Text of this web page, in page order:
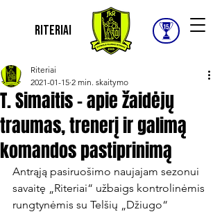
Riteriai
T. Simaitis – apie žaidėjų
traumas, trenerį ir galimą
komandos pastiprinimą
Riteriai
2021-01-15 2 min. skaitymo
Antrąją pasiruošimo naujajam sezonui
savaitę „Riteriai“ užbaigs kontrolinėmis
rungtynėmis su Telšių „Džiugo“